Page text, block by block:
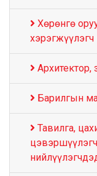
Хөрөнгө
Архитектор,
Барилгын
Тавилга,